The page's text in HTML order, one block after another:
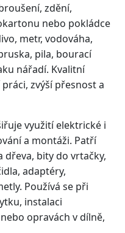
zdění,
nebo pokládce
metr, vodováha,
pila, bourací
nářadí. Kvalitní
zvýší přesnost a
využití elektrické i
a montáži. Patří
dřeva, bity do vrtačky,
adaptéry,
Používá se při
instalaci
opravách v dílně,